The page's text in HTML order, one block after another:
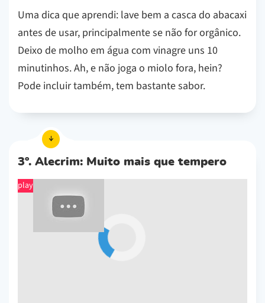
Uma dica que aprendi: lave bem a casca do abacaxi
antes de usar, principalmente se não for orgânico.
Deixo de molho em água com vinagre uns 10
minutinhos. Ah, e não joga o miolo fora, hein?
Pode incluir também, tem bastante sabor.
3º. Alecrim: Muito mais que tempero
play